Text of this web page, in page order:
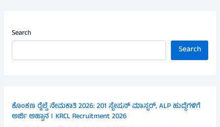
Search
Search
ಕೊಂಕಣ ರೈಲ್ವೆ ನೇಮಕಾತಿ 2026: 201 ಸ್ಟೇಷನ್ ಮಾಸ್ಟರ್, ALP ಹುದ್ದೆಗಳಿಗೆ
ಅರ್ಜಿ ಅಹ್ವಾನ । KRCL Recruitment 2026